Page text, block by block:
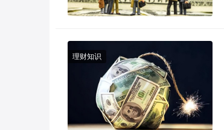
理财知识